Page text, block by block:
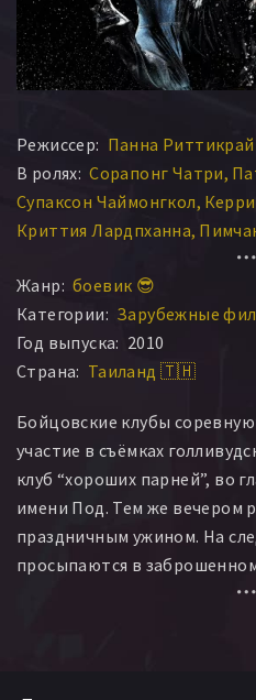
Режиссер: Панна Риттикрай
В ролях: Сорапонг Чатри
Супаксон Чаймонгкол
Криттия Лардпханна
Чатчапол Кулсиривутхичай
Сумрет Муенгпут
Пуяпат Сункунчанон
Tanavit Wongsuwan
Winai Wiangyangkung
Жанр: боевик 😎
Категории: Зарубежные
Год выпуска: 2010
Страна: Таиланд 🇹🇭
Бойцовские клубы
участие в съёмках
клуб “хороших парней”, во
имени Под. Тем же вечером
праздничным ужином. На
просыпаются в
Здание окружено